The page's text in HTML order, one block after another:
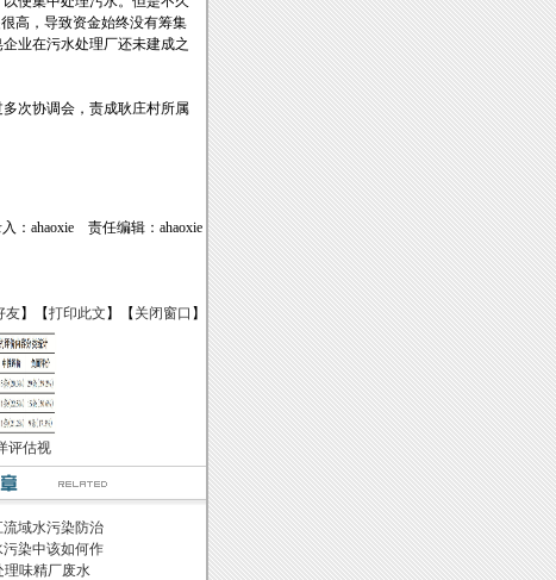
高，导致资金始终没有筹集
业在污水处理厂还未建成之
次协调会，责成耿庄村所属
：ahaoxie 责任编辑：ahaoxie
友】【打印此文 】【 关闭窗口 】
评估视
域水污染防治
染中该如何作
理味精厂废水